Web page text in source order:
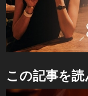
この記事を